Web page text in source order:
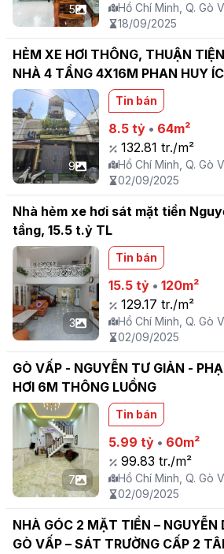
5
Hồ Chí Minh, Q. Gò
18/09/2025
HẺM XE HƠI THÔNG, THUẬN
NHÀ 4 TẦNG 4X16M PHAN HUY
ĐẬU CỬA
9
Tin bán
8.5 tỷ • 64m²
132.81 tr./m²
Hồ Chí Minh, Q. Gò
02/09/2025
Nhà hẻm xe hơi sát mặt tiền
tầng, 15.5 t.ỷ TL
3
Tin bán
15.5 tỷ •120m²
129.17 tr./m²
Hồ Chí Minh, Q. Gò
02/09/2025
GÒ VẤP - NGUYỄN TƯ GIẢN -
HƠI 6M THÔNG LUỒNG
7
Tin bán
5.99 tỷ • 60m²
99.83 tr./m²
Hồ Chí Minh, Q. Gò
02/09/2025
NHÀ GÓC 2 MẶT TIỀN – NGUYỄN
GÒ VẤP – SÁT TRƯỜNG CẤP 2